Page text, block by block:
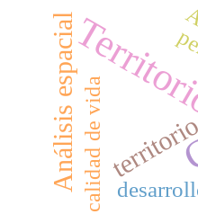
Análisis espacialcalidad de vida